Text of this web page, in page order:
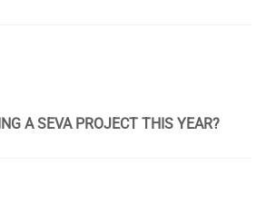
A SEVA PROJECT THIS YEAR?